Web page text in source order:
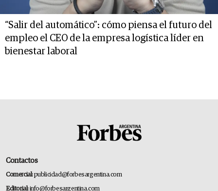
“Salir del automático”: cómo piensa el futuro del
empleo el CEO de la empresa logística líder en
bienestar laboral
Contactos
Comercial:publicidad@forbesargentina.com
Editorial:info@forbesargentina.com